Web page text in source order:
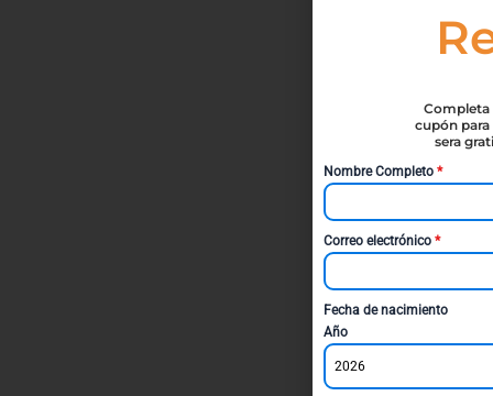
Completa
cupón para
sera
Nombre Completo *
Correo electrónico *
Fecha de nacimiento
Año
2026